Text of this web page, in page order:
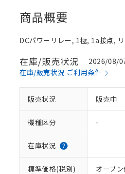
商品概要
DCパワーリレー, 1極, 1a接点,
在庫/販売状況
2026/08/
在庫/販売状況 ご利用条件
販売状況 販売中
機種区分 -
在庫状況
標準価格(税別) オープ